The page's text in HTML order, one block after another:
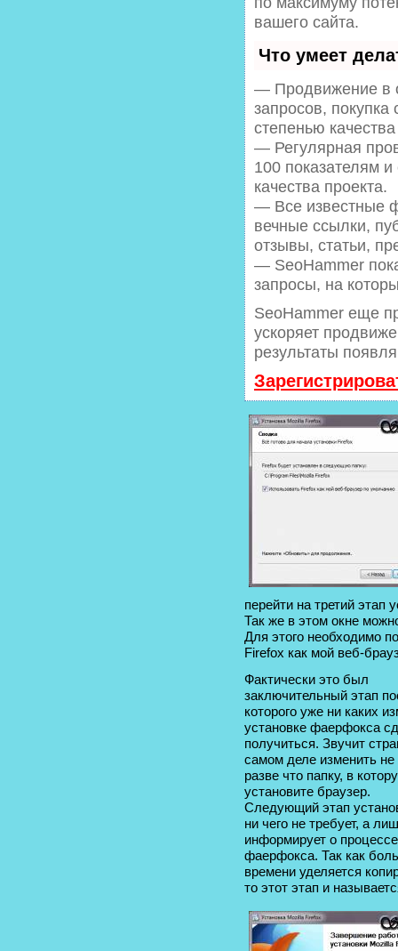
вашего сайта.
Что умеет
— Продвижение в
запросов,
степенью
— Регулярная
100 показателям
качества проекта.
— Все известные
вечные ссылки,
отзывы, статьи,
— SeoHammer
запросы, на
SeoHammer еще
ускоряет
результаты
перейти на третий этап
Так же в этом окне
Для этого необходимо
Firefox как мой веб-
Фактически это был
заключительный этап
которого уже ни каких
установке фаерфокса
получиться. Звучит
самом деле изменить не
разве что папку, в
установите браузер.
Следующий этап
ни чего не требует, а
информирует о
фаерфокса. Так как
времени уделяется
то этот этап и